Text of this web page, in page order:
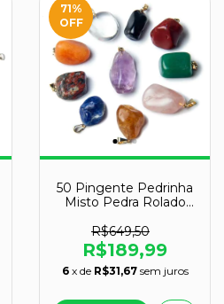
71%
OFF
50 Pingente Pedrinha
Misto Pedra Rolado
R$649,50
R$189,99
6 x de R$31,67 sem juros